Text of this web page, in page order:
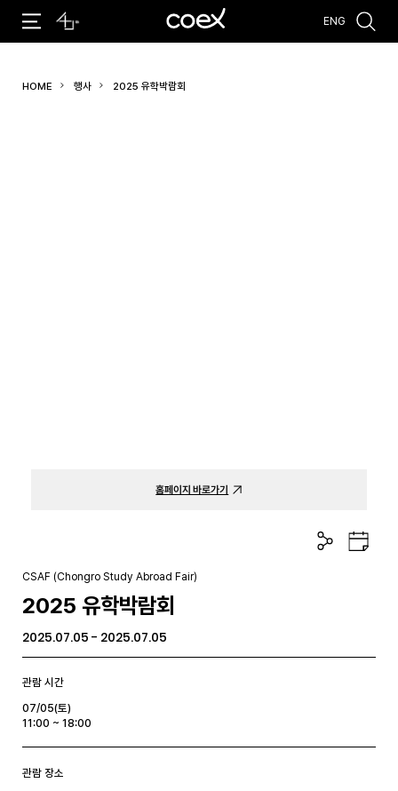
#코엑스 전시 #행사 #주차안내
ENG
HOME 행사 2025 유학박람회
홈페이지 바로가기
공
유
구
글
CSAF (Chongro Study Abroad Fair)
2025 유학박람회
2025.07.05 - 2025.07.05
관람 시간
07/05(토)
11:00 ~ 18:00
관람 장소